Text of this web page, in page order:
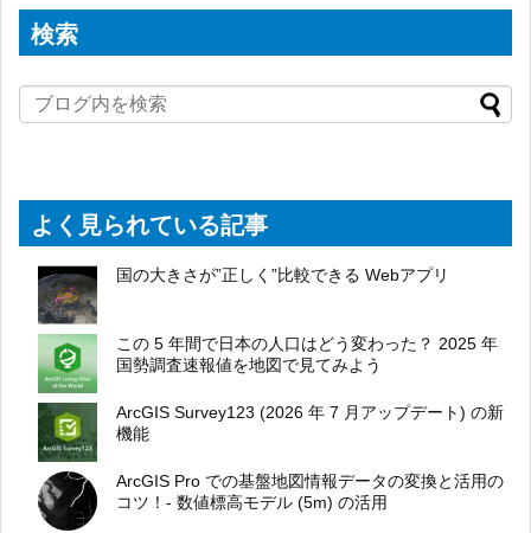
検索
よく見られている記事
国の大きさが”正しく”比較できる Webアプリ
この 5 年間で日本の人口はどう変わった？ 2025 年
国勢調査速報値を地図で見てみよう
ArcGIS Survey123 (2026 年 7 月アップデート) の新
機能
ArcGIS Pro での基盤地図情報データの変換と活用の
コツ！- 数値標高モデル (5m) の活用